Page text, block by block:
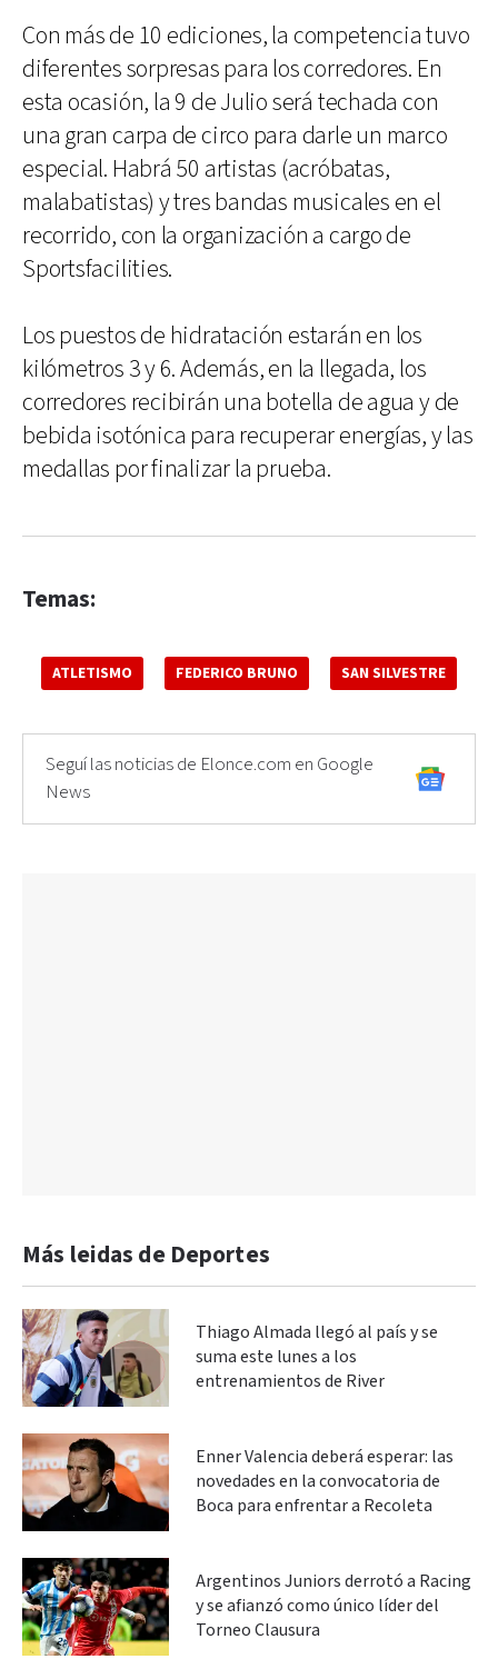
Con más de 10 ediciones, la competencia tuvo
diferentes sorpresas para los corredores. En
esta ocasión, la 9 de Julio será techada con
una gran carpa de circo para darle un marco
especial. Habrá 50 artistas (acróbatas,
malabatistas) y tres bandas musicales en el
recorrido, con la organización a cargo de
Sportsfacilities.
Los puestos de hidratación estarán en los
kilómetros 3 y 6. Además, en la llegada, los
corredores recibirán una botella de agua y de
bebida isotónica para recuperar energías, y las
medallas por finalizar la prueba.
Temas:
ATLETISMO FEDERICO BRUNO SAN SILVESTRE
Seguí las noticias de Elonce.com en Google
News
Más leidas de Deportes
Thiago Almada llegó al país y se
suma este lunes a los
entrenamientos de River
Enner Valencia deberá esperar: las
novedades en la convocatoria de
Boca para enfrentar a Recoleta
Argentinos Juniors derrotó a Racing
y se afianzó como único líder del
Torneo Clausura